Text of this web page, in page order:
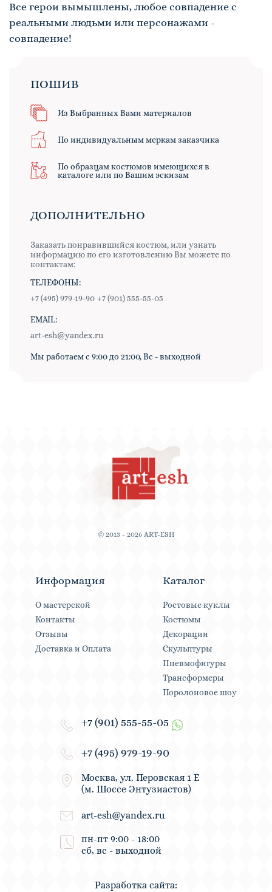
Все герои вымышлены, любое совпадение с
реальными людьми или персонажами -
совпадение!
ПОШИВ
Из Выбранных Вами материалов
По индивидуальным меркам заказчика
По образцам костюмов имеющихся в
каталоге или по Вашим эскизам
ДОПОЛНИТЕЛЬНО
Заказать понравившийся костюм, или узнать
информацию по его изготовлению Вы можете по
контактам:
ТЕЛЕФОНЫ:
+7 (495) 979-19-90 +7 (901) 555-55-05
EMAIL:
art-esh@yandex.ru
Мы работаем с 9:00 до 21:00, Вс - выходной
© 2013 - 2026 ART-ESH
Информация
О мастерской
Контакты
Отзывы
Доставка и Оплата
Каталог
Ростовые куклы
Костюмы
Декорации
Скульптуры
Пневмофигуры
Трансформеры
Поролоновое шоу
+7 (901) 555-55-05
+7 (495) 979-19-90
Москва, ул. Перовская 1 Е
(м. Шоссе Энтузиастов)
art-esh@yandex.ru
пн-пт 9:00 - 18:00
сб, вс - выходной
Разработка сайта: